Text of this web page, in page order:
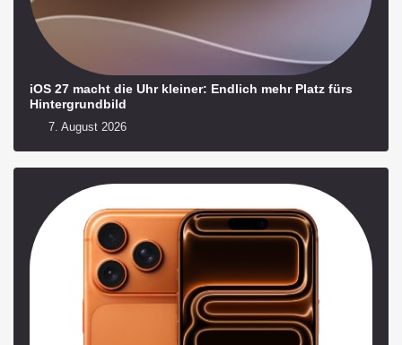
iOS 27 macht die Uhr kleiner: Endlich mehr Platz fürs
Hintergrundbild
7. August 2026